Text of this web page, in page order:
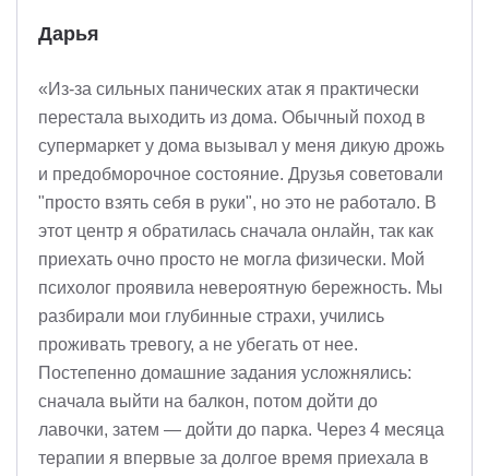
Дарья
«Из-за сильных панических атак я практически
перестала выходить из дома. Обычный поход в
супермаркет у дома вызывал у меня дикую дрожь
и предобморочное состояние. Друзья советовали
"просто взять себя в руки", но это не работало. В
этот центр я обратилась сначала онлайн, так как
приехать очно просто не могла физически. Мой
психолог проявила невероятную бережность. Мы
разбирали мои глубинные страхи, учились
проживать тревогу, а не убегать от нее.
Постепенно домашние задания усложнялись:
сначала выйти на балкон, потом дойти до
лавочки, затем — дойти до парка. Через 4 месяца
терапии я впервые за долгое время приехала в